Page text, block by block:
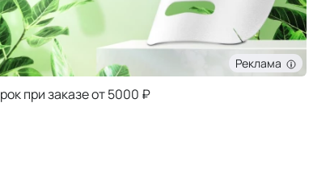
Реклама
при заказе от 5000 ₽